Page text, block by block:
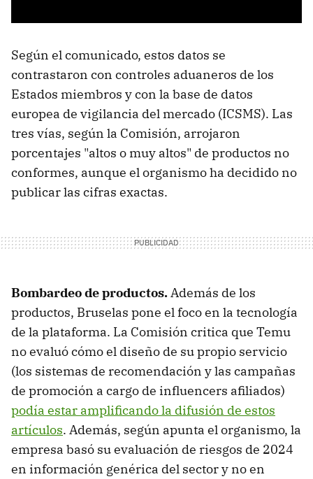
Según el comunicado, estos datos se
contrastaron con controles aduaneros de los
Estados miembros y con la base de datos
europea de vigilancia del mercado (ICSMS). Las
tres vías, según la Comisión, arrojaron
porcentajes "altos o muy altos" de productos no
conformes, aunque el organismo ha decidido no
publicar las cifras exactas.
Bombardeo de productos.Además de los
productos, Bruselas pone el foco en la tecnología
de la plataforma. La Comisión critica que Temu
no evaluó cómo el diseño de su propio servicio
(los sistemas de recomendación y las campañas
de promoción a cargo de influencers afiliados)
podía estar amplificando la difusión de estos
artículos. Además, según apunta el organismo, la
empresa basó su evaluación de riesgos de 2024
en información genérica del sector y no en